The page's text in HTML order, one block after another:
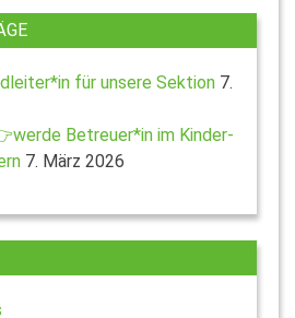
für unsere Sektion 7.
Betreuer*in im Kinder-
7. März 2026